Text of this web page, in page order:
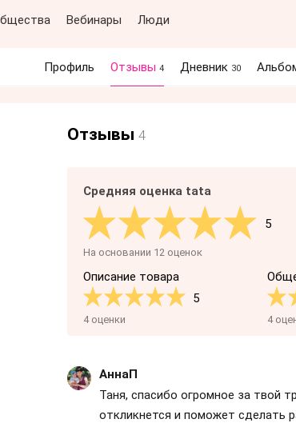
Вебинары Люди
Профиль Отзывы 4 Дневник 30
Отзывы 4
Средняя оценка tata
5
На основании 12 оценок
Описание товара
5
4 оценки 4
АннаП
Таня, спасибо огромное за твой
откликнется и поможет сделать